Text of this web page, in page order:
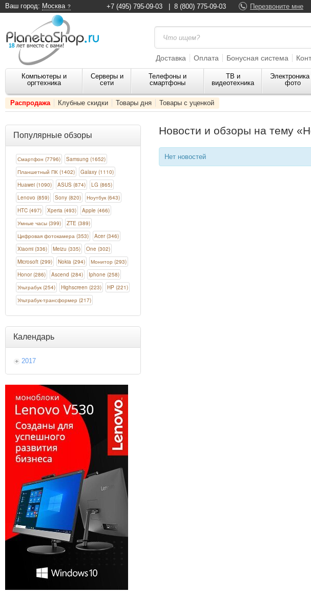
Ваш город: Москва +7 (495) 795-09-03 8 (800) 775-09-03 Перезвоните мне
Доставка Оплата Бонусная система
Компьютеры и
оргтехника
Серверы и
сети
Телефоны и
смартфоны
ТВ и
видеотехника
Электроника
фото
Распродажа Клубные скидки Товары дня Товары с уценкой
Популярные обзоры
Смартфон (7796)
Samsung (1652)
Планшетный ПК (1402)
Galaxy (1110)
Huawei (1090)
ASUS (874)
LG (865)
Lenovo (859)
Sony (820)
Ноутбук (643)
HTC (497)
Xperia (493)
Apple (466)
Умные часы (399)
ZTE (389)
Цифровая фотокамера (353)
Acer (346)
Xiaomi (336)
Meizu (335)
One (302)
Microsoft (299)
Nokia (294)
Монитор (293)
Honor (286)
Ascend (284)
Iphone (258)
Ультрабук (254)
Highscreen (223)
HP (221)
Ультрабук-трансформер (217)
Календарь
2017
Новости и обзоры на тему
Нет новостей